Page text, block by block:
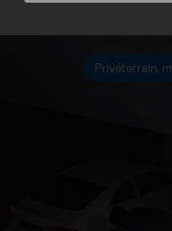
Privéterrein,